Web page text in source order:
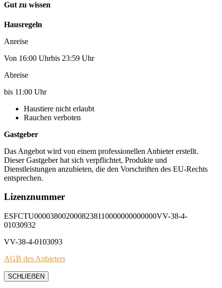
Gut zu wissen
Hausregeln
Anreise
Von 16:00 Uhrbis 23:59 Uhr
Abreise
bis 11:00 Uhr
Haustiere nicht erlaubt
Rauchen verboten
Gastgeber
Das Angebot wird von einem professionellen Anbieter erstellt.
Dieser Gastgeber hat sich verpflichtet, Produkte und
Dienstleistungen anzubieten, die den Vorschriften des EU-Rechts
entsprechen.
Lizenznummer
ESFCTU0000380020008238110000000000000VV-38-4-
01030932
VV-38-4-0103093
AGB des Anbieters
SCHLIEẞEN